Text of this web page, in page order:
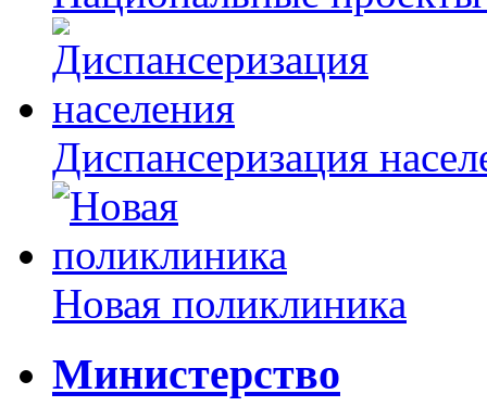
Диспансеризация
Новая поликлиника
Министерство